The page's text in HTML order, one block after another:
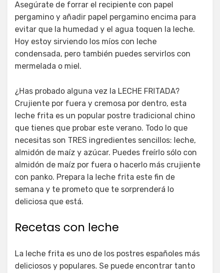
Asegúrate de forrar el recipiente con papel
pergamino y añadir papel pergamino encima para
evitar que la humedad y el agua toquen la leche.
Hoy estoy sirviendo los míos con leche
condensada, pero también puedes servirlos con
mermelada o miel.
¿Has probado alguna vez la LECHE FRITADA?
Crujiente por fuera y cremosa por dentro, esta
leche frita es un popular postre tradicional chino
que tienes que probar este verano. Todo lo que
necesitas son TRES ingredientes sencillos: leche,
almidón de maíz y azúcar. Puedes freírlo sólo con
almidón de maíz por fuera o hacerlo más crujiente
con panko. Prepara la leche frita este fin de
semana y te prometo que te sorprenderá lo
deliciosa que está.
Recetas con leche
La leche frita es uno de los postres españoles más
deliciosos y populares. Se puede encontrar tanto